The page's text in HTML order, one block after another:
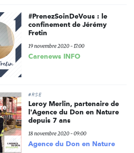
#PrenezSoinDeVous : le
confinement de Jérémy
Fretin
19 novembre 2020 - 17:00
Carenews INFO
#RSE
Leroy Merlin, partenaire de
l'Agence du Don en Nature
depuis 7 ans
18 novembre 2020 - 09:00
Agence du Don en Nature